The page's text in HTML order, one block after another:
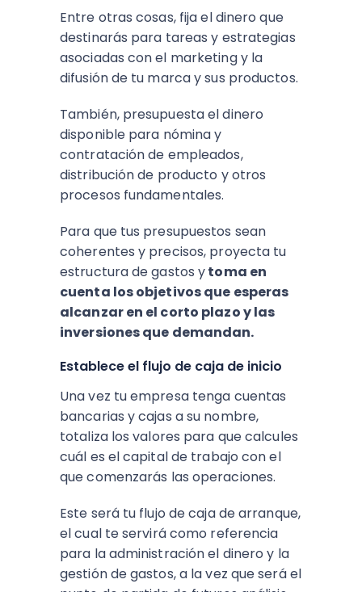
Entre otras cosas, fija el dinero que
destinarás para tareas y estrategias
asociadas con el marketing y la
difusión de tu marca y sus productos.
También, presupuesta el dinero
disponible para nómina y
contratación de empleados,
distribución de producto y otros
procesos fundamentales.
Para que tus presupuestos sean
coherentes y precisos, proyecta tu
estructura de gastos ytoma en
cuenta los objetivos que esperas
alcanzar en el corto plazo y las
inversiones que demandan.
Establece el flujo de caja de inicio
Una vez tu empresa tenga cuentas
bancarias y cajas a su nombre,
totaliza los valores para que calcules
cuál es el capital de trabajo con el
que comenzarás las operaciones.
Este será tu flujo de caja de arranque,
el cual te servirá como referencia
para la administración el dinero y la
gestión de gastos, a la vez que será el